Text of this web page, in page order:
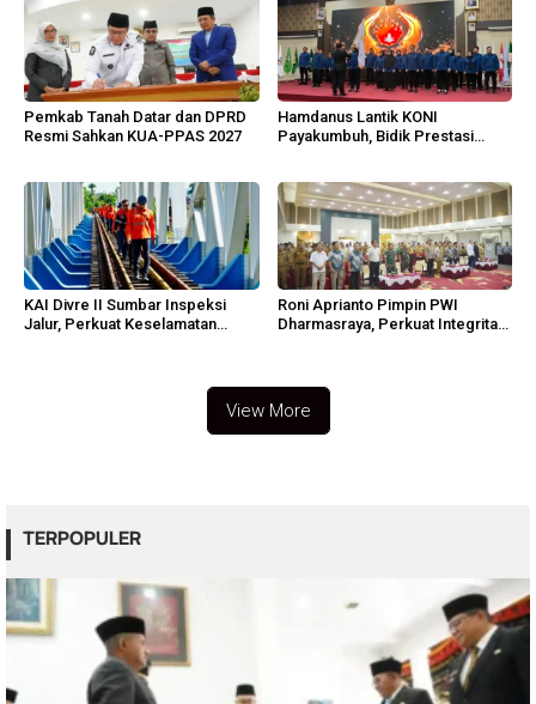
Pemkab Tanah Datar dan DPRD
Resmi Sahkan KUA-PPAS 2027
Hamdanus Lantik KONI
Payakumbuh, Bidik Prestasi
KAI Divre II Sumbar Inspeksi
Jalur, Perkuat Keselamatan
Roni Aprianto Pimpin PWI
Dharmasraya, Perkuat Integritas
View More
TERPOPULER